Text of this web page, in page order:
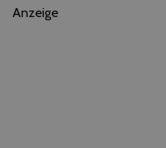
Anzeige